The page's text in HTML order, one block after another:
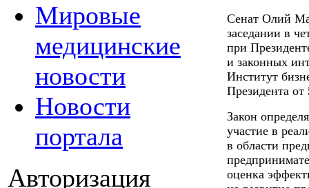
Мировые
медицинские
новости
Новости
портала
Авторизация
Сенат Олий
заседании в
при
и законных
Институт
Президента от
Закон
участие в
в области
оценка